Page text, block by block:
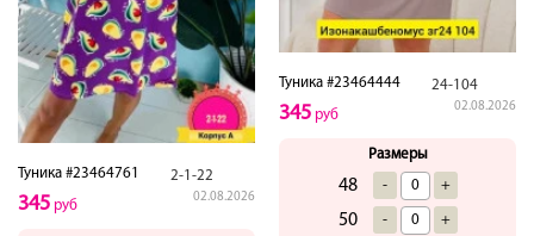
Туника #23464761 2-1-22
02.08.2026
345 руб
Туника #23464444 24-104
02.08.2026
345 руб
Размеры
48 - +
50 - +